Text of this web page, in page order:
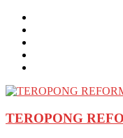
TEROPONG